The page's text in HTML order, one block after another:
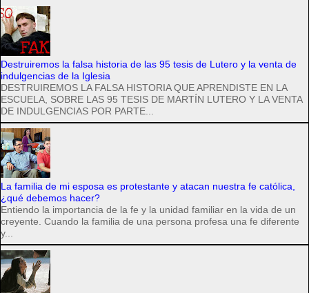
Destruiremos la falsa historia de las 95 tesis de Lutero y la venta de
indulgencias de la Iglesia
DESTRUIREMOS LA FALSA HISTORIA QUE APRENDISTE EN LA
ESCUELA, SOBRE LAS 95 TESIS DE MARTÍN LUTERO Y LA VENTA
DE INDULGENCIAS POR PARTE...
La familia de mi esposa es protestante y atacan nuestra fe católica,
¿qué debemos hacer?
Entiendo la importancia de la fe y la unidad familiar en la vida de un
creyente. Cuando la familia de una persona profesa una fe diferente
y...